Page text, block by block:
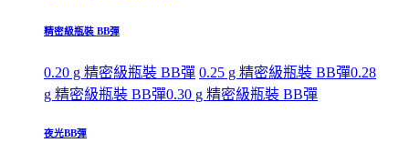
精密級瓶裝 BB彈
0.20 g 精密級瓶裝 BB彈 0.25 g 精密級瓶裝 BB彈0.28
g 精密級瓶裝 BB彈0.30 g 精密級瓶裝 BB彈
夜光BB彈